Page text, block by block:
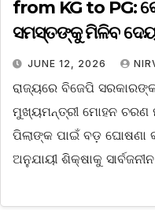
from KG to PG:
ସମସ୍ତଙ୍କୁ ମିଳିବ
JUNE 12, 2026
ରାଜ୍ୟରେ ବିଜେପି
ମୁଖ୍ୟମନ୍ତ୍ରୀ ମୋହନ ଚରଣ
ପିଲାଙ୍କ ପାଇଁ ବଡ଼ ଘୋଷଣା
ଅନୁଯାୟୀ ଶିକ୍ଷାକୁ